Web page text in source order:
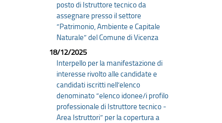
posto di Istruttore tecnico da
assegnare presso il settore
“Patrimonio, Ambiente e Capitale
Naturale” del Comune di Vicenza
18/12/2025
Interpello per la manifestazione di
interesse rivolto alle candidate e
candidati iscritti nell’elenco
denominato “elenco idonee/i profilo
professionale di Istruttore tecnico -
Area Istruttori” per la copertura a